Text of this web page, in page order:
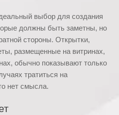
выбор для создания
должны быть заметны, но
стороны. Открытки,
размещенные на витринах,
обычно показывают только
тратиться на
нет смысла.